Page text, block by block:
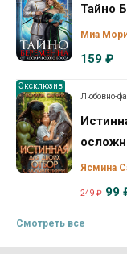
Тайно
Миа
159 ₽
Эксклюзив
Любовно-
Ясмина
249 ₽ 99
Смотреть все